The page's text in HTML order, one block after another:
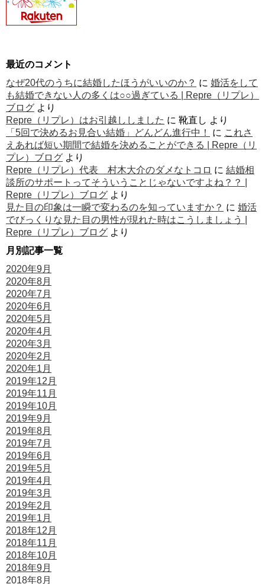
最近のコメント
なぜ20代のうちに結婚したほうがいいのか？ に 婚活をして
も結婚できない人の多くは○○過ぎている | Repre（リプレ）
ブログ より
Repre（リプレ）はお引越ししました に 靴直し より
「5回で決めるお見合い結婚」どんどん進行中！
に これさ
えあれば短い期間で結婚を決めることができる | Repre（リ
プレ）ブログ より
Repre（リプレ）代表 村木大介のダメなトコロ に 結婚相
談所のサポートってそういうことじゃないですよね？？ |
Repre（リプレ）ブログ より
見た目の印象は一瞬で変わるのを知っていますか？ に 婚活
でびっくりな見た目の男性が現れた時はこうしましょう |
Repre（リプレ）ブログ より
月別記事一覧
2020年9月
2020年8月
2020年7月
2020年6月
2020年5月
2020年4月
2020年3月
2020年2月
2020年1月
2019年12月
2019年11月
2019年10月
2019年9月
2019年8月
2019年7月
2019年6月
2019年5月
2019年4月
2019年3月
2019年2月
2019年1月
2018年12月
2018年11月
2018年10月
2018年9月
2018年8月